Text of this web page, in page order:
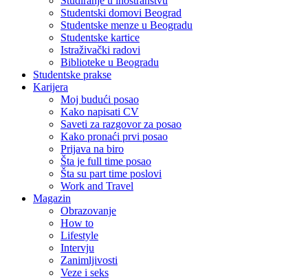
Studentski domovi Beograd
Studentske menze u Beogradu
Studentske kartice
Istraživački radovi
Biblioteke u Beogradu
Studentske prakse
Karijera
Moj budući posao
Kako napisati CV
Saveti za razgovor za posao
Kako pronaći prvi posao
Prijava na biro
Šta je full time posao
Šta su part time poslovi
Work and Travel
Magazin
Obrazovanje
How to
Lifestyle
Intervju
Zanimljivosti
Veze i seks